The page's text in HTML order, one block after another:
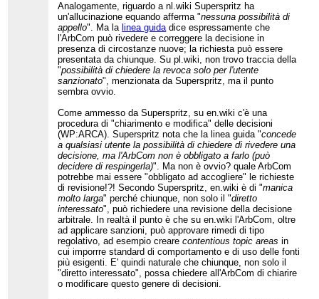
Analogamente, riguardo a nl.wiki Superspritz ha
un'allucinazione equando afferma "nessuna possibilità di
appello". Ma la linea guidadice espressamente che
l'ArbCom può rivedere e correggere la decisione in
presenza di circostanze nuove; la richiesta può essere
presentata da chiunque. Su pl.wiki, non trovo traccia della
"possibilità di chiedere la revoca solo per l'utente
sanzionato", menzionata da Superspritz, ma il punto
sembra ovvio.
Come ammesso da Superspritz, su en.wiki c'è una
procedura di "chiarimento e modifica" delle decisioni
(WP:ARCA). Superspritz nota che la linea guida "concede
a qualsiasi utente la possibilità di chiedere di rivedere una
decisione, ma l'ArbCom non è obbligato a farlo (può
decidere di respingerla)". Ma non è ovvio? quale ArbCom
potrebbe mai essere "obbligato ad accogliere" le richieste
di revisione!?! Secondo Superspritz, en.wiki è di "manica
molto larga" perché chiunque, non solo il "diretto
interessato", può richiedere una revisione della decisione
arbitrale. In realtà il punto è che su en.wiki l'ArbCom, oltre
ad applicare sanzioni, può approvare rimedi di tipo
regolativo, ad esempio crearecontentious topic areas in
cui imporrre standard di comportamento e di uso delle fonti
più esigenti. E' quindi naturale che chiunque, non solo il
"diretto interessato", possa chiedere all'ArbCom di chiarire
o modificare questo genere di decisioni.